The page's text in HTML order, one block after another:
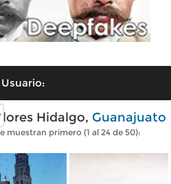
Hidalgo, Guanajuato
muestran primero (1 al 24 de 50):